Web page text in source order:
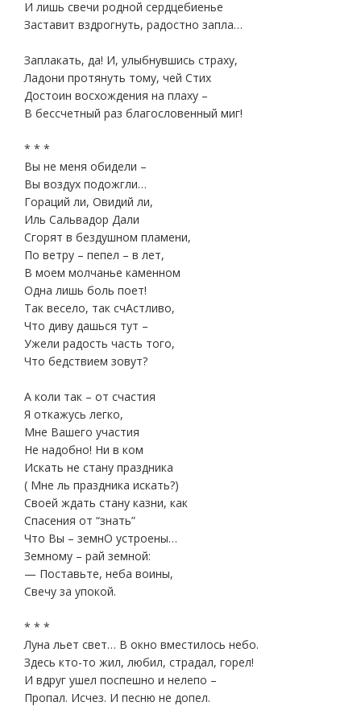
И лишь свечи родной сердцебиенье
Заставит вздрогнуть, радостно запла…
Заплакать, да! И, улыбнувшись страху,
Ладони протянуть тому, чей Стих
Достоин восхождения на плаху –
В бессчетный раз благословенный миг!
* * *
Вы не меня обидели –
Вы воздух подожгли…
Гораций ли, Овидий ли,
Иль Сальвадор Дали
Сгорят в бездушном пламени,
По ветру – пепел – в лет,
В моем молчанье каменном
Одна лишь боль поет!
Так весело, так счАстливо,
Что диву дашься тут –
Ужели радость часть того,
Что бедствием зовут?
А коли так – от счастия
Я откажусь легко,
Мне Вашего участия
Не надобно! Ни в ком
Искать не стану праздника
( Мне ль праздника искать?)
Своей ждать стану казни, как
Спасения от “знать”
Что Вы – земнО устроены…
Земному – рай земной:
— Поставьте, неба воины,
Свечу за упокой.
* * *
Луна льет свет… В окно вместилось небо.
Здесь кто-то жил, любил, страдал, горел!
И вдруг ушел поспешно и нелепо –
Пропал. Исчез. И песню не допел.